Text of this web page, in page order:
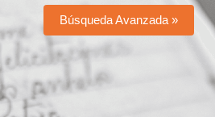
Búsqueda Avanzada »